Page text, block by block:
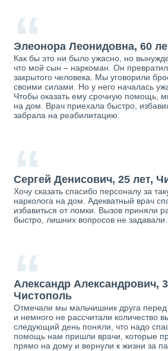
“
Элеонора Леонидовна, 60
Как бы это ни было ужасно, но
что мой сын – наркоман. Он
закрытого человека. Мы уговорили
своими силами. Но у него началась
Чтобы оказать ему срочную помощь,
на дом. Врач приехала быстро,
забрала на реабилитацию.
“
Сергей Денисович, 25 лет,
Хочу сказать спасибо персоналу за
нарколога на дом. Адекватный врач
избавиться от ломки. Вызов приняли
быстро, лишних вопросов не задавали.
“
Александр Александрович,
Чистополь
Отмечали мы мальчишник друга перед
и немного не рассчитали количество
следующий день поняли, что надо
помощь нам пришли врачи, которые
прямо на дому и вернули к жизни за